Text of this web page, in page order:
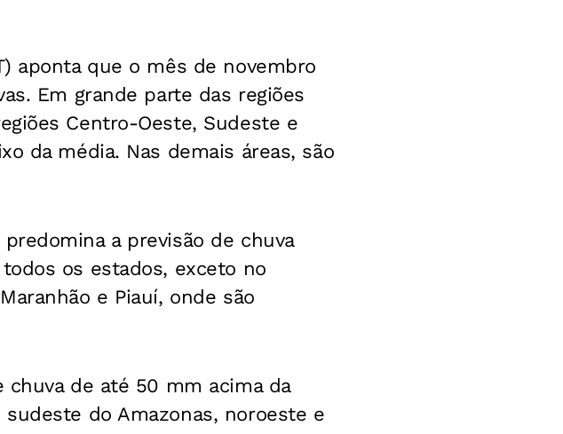
aponta que o mês de novembro
Em grande parte das regiões
Centro-Oeste, Sudeste e
da média. Nas demais áreas, são
a previsão de chuva
os estados, exceto no
e Piauí, onde são
chuva de até 50 mm acima da
do Amazonas, noroeste e